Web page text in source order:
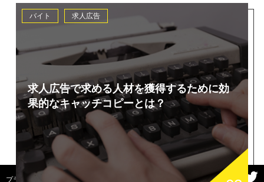
バイト 求人広告
求人広告で求める人材を獲得するために効
果的なキャッチコピーとは？
プライバシーポリシー